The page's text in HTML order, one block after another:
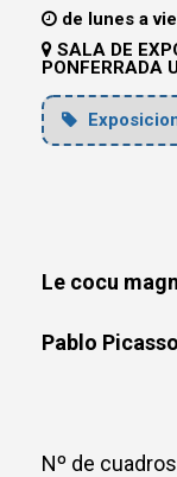
de lunes a
SALA DE
PONFERRADA
Le cocu
Pablo Picasso
Nº de